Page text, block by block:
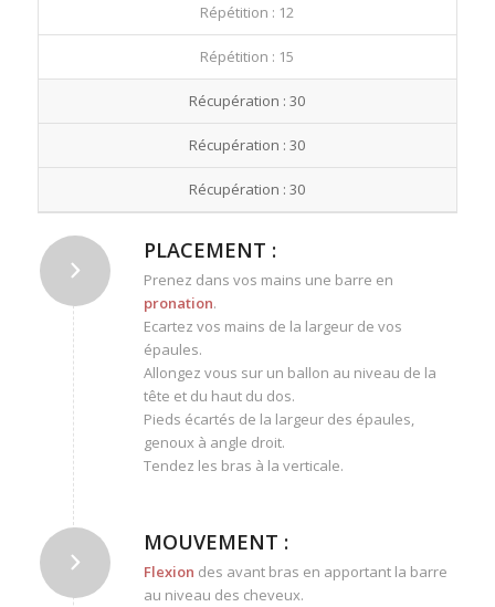
Répétition : 12
Répétition : 15
Récupération : 30
Récupération : 30
Récupération : 30
PLACEMENT :
Prenez dans vos mains une barre en
pronation.
Ecartez vos mains de la largeur de vos
épaules.
Allongez vous sur un ballon au niveau de la
tête et du haut du dos.
Pieds écartés de la largeur des épaules,
genoux à angle droit.
Tendez les bras à la verticale.
MOUVEMENT :
Flexion des avant bras en apportant la barre
au niveau des cheveux.